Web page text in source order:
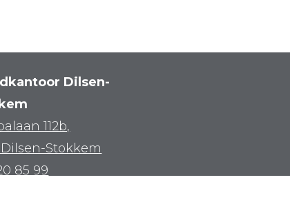
Dilsen-
112b,
Stokkem
85 99